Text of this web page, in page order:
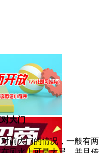
大门
前大门的情况，一般有两